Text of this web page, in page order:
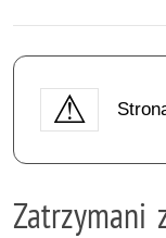
Zatrzymani